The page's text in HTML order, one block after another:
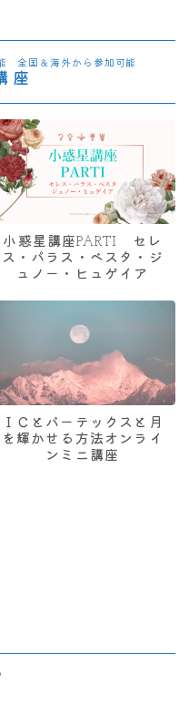
全国＆海外から参加可能
座
小惑星講座PARTI セレ
ス・パラス・ベスタ・ジ
ュノー・ヒュゲイア
ＩＣとバーテックスと月
を輝かせる方法オンライ
ンミニ講座